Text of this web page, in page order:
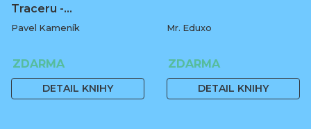
Traceru -…
Pavel Kameník
ZDARMA
DETAIL KNIHY
Mr. Eduxo
ZDARMA
DETAIL KNIHY